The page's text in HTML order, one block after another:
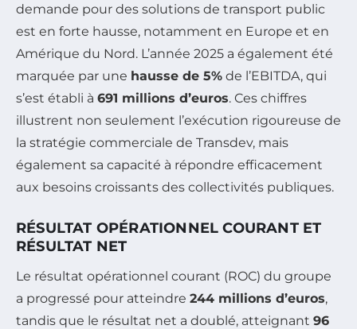
demande pour des solutions de transport public
est en forte hausse, notamment en Europe et en
Amérique du Nord. L’année 2025 a également été
marquée par une hausse de 5% de l’EBITDA, qui
s’est établi à 691 millions d’euros. Ces chiffres
illustrent non seulement l’exécution rigoureuse de
la stratégie commerciale de Transdev, mais
également sa capacité à répondre efficacement
aux besoins croissants des collectivités publiques.
RÉSULTAT OPÉRATIONNEL COURANT ET
RÉSULTAT NET
Le résultat opérationnel courant (ROC) du groupe
a progressé pour atteindre 244 millions d’euros,
tandis que le résultat net a doublé, atteignant 96